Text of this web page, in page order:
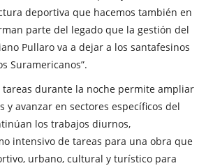
deportiva que hacemos también en
parte del legado que la gestión del
Pullaro va a dejar a los santafesinos
Suramericanos”.
tareas durante la noche permite ampliar
y avanzar en sectores específicos del
los trabajos diurnos,
intensivo de tareas para una obra que
urbano, cultural y turístico para